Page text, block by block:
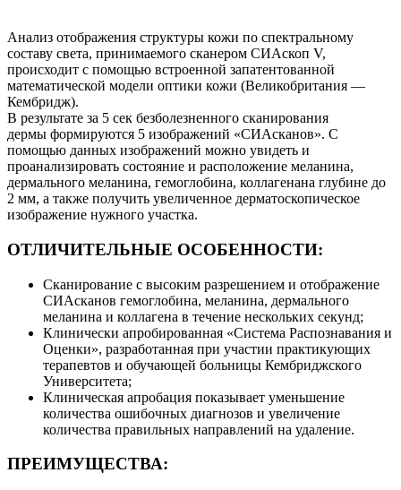
Анализ отображения структуры кожи по спектральному
составу света, принимаемого сканером СИАскоп V,
происходит с помощью встроенной запатентованной
математической модели оптики кожи (Великобритания —
Кембридж).
В результате за 5 сек безболезненного сканирования
дермы формируются 5 изображений «СИАсканов». С
помощью данных изображений можно увидеть и
проанализировать состояние и расположение меланина,
дермального меланина, гемоглобина, коллагенана глубине до
2 мм, а также получить увеличенное дерматоскопическое
изображение нужного участка.
ОТЛИЧИТЕЛЬНЫЕ ОСОБЕННОСТИ:
Сканирование с высоким разрешением и отображение
СИАсканов гемоглобина, меланина, дермального
меланина и коллагена в течение нескольких секунд;
Клинически апробированная «Система Распознавания и
Оценки», разработанная при участии практикующих
терапевтов и обучающей больницы Кембриджского
Университета;
Клиническая апробация показывает уменьшение
количества ошибочных диагнозов и увеличение
количества правильных направлений на удаление.
ПРЕИМУЩЕСТВА: